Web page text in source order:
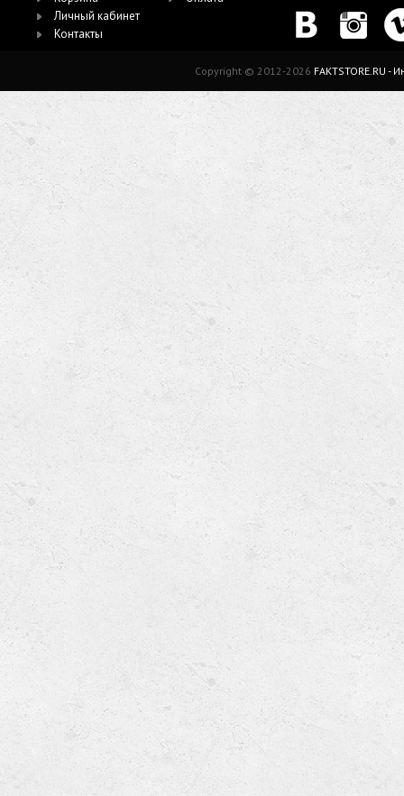
Личный кабинет
Контакты
Copyright © 2012-2026 FAKTSTORE.RU